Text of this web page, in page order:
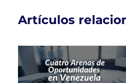
Artículos